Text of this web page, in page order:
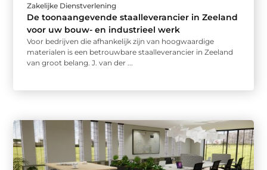
Zakelijke Dienstverlening
De toonaangevende staalleverancier in Zeeland
voor uw bouw- en industrieel werk
Voor bedrijven die afhankelijk zijn van hoogwaardige
materialen is een betrouwbare staalleverancier in Zeeland
van groot belang. J. van der ...